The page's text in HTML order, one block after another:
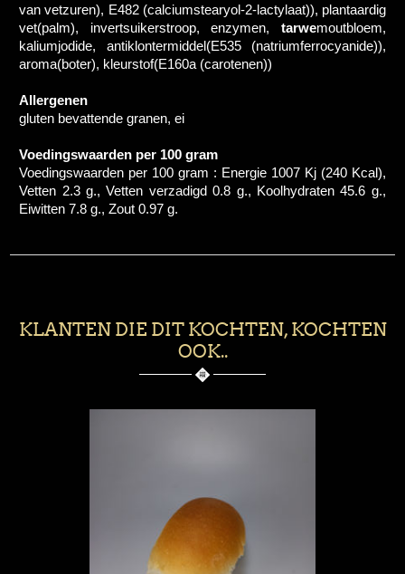
van vetzuren), E482 (calciumstearyol-2-lactylaat)), plantaardig
vet(palm), invertsuikerstroop, enzymen, tarwemoutbloem,
kaliumjodide, antiklontermiddel(E535 (natriumferrocyanide)),
aroma(boter), kleurstof(E160a (carotenen))
Allergenen
gluten bevattende granen, ei
Voedingswaarden per 100 gram
Voedingswaarden per 100 gram : Energie 1007 Kj (240 Kcal),
Vetten 2.3 g., Vetten verzadigd 0.8 g., Koolhydraten 45.6 g.,
Eiwitten 7.8 g., Zout 0.97 g.
KLANTEN DIE DIT KOCHTEN, KOCHTEN
OOK..